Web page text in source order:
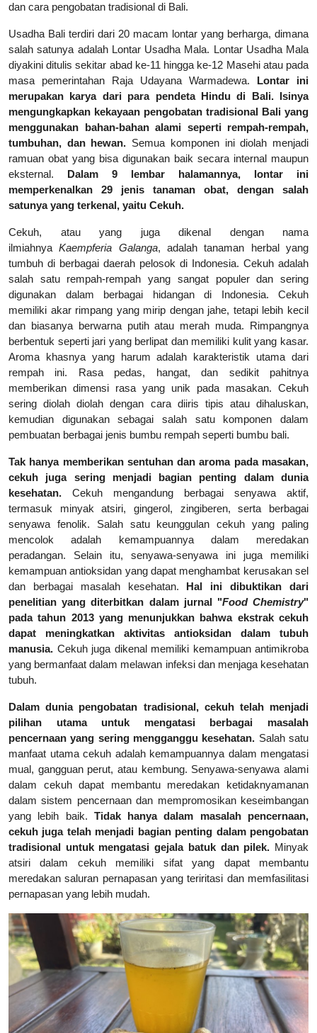
dan cara pengobatan tradisional di Bali.
Usadha Bali terdiri dari 20 macam lontar yang berharga, dimana
salah satunya adalah Lontar Usadha Mala. Lontar Usadha Mala
diyakini ditulis sekitar abad ke-11 hingga ke-12 Masehi atau pada
masa pemerintahan Raja Udayana Warmadewa.
Lontar ini
merupakan karya dari para pendeta Hindu di Bali. Isinya
mengungkapkan kekayaan pengobatan tradisional Bali yang
menggunakan bahan-bahan alami seperti rempah-rempah,
tumbuhan, dan hewan. Semua komponen ini diolah menjadi
ramuan obat yang bisa digunakan baik secara internal maupun
eksternal.
Dalam 9 lembar halamannya, lontar ini
memperkenalkan 29 jenis tanaman obat, dengan salah
satunya yang terkenal, yaitu Cekuh.
Cekuh, atau yang juga dikenal dengan nama
ilmiahnyaKaempferia Galanga, adalah tanaman herbal yang
tumbuh di berbagai daerah pelosok di Indonesia. Cekuh adalah
salah satu rempah-rempah yang sangat populer dan sering
digunakan dalam berbagai hidangan di Indonesia. Cekuh
memiliki akar rimpang yang mirip dengan jahe, tetapi lebih kecil
dan biasanya berwarna putih atau merah muda. Rimpangnya
berbentuk seperti jari yang berlipat dan memiliki kulit yang kasar.
Aroma khasnya yang harum adalah karakteristik utama dari
rempah ini. Rasa pedas, hangat, dan sedikit pahitnya
memberikan dimensi rasa yang unik pada masakan. Cekuh
sering diolah diolah dengan cara diiris tipis atau dihaluskan,
kemudian digunakan sebagai salah satu komponen dalam
pembuatan berbagai jenis bumbu rempah seperti bumbu bali.
Tak hanya memberikan sentuhan dan aroma pada masakan,
cekuh juga sering menjadi bagian penting dalam dunia
kesehatan. Cekuh mengandung berbagai senyawa aktif,
termasuk minyak atsiri, gingerol, zingiberen, serta berbagai
senyawa fenolik. Salah satu keunggulan cekuh yang paling
mencolok adalah kemampuannya dalam meredakan
peradangan. Selain itu, senyawa-senyawa ini juga memiliki
kemampuan antioksidan yang dapat menghambat kerusakan sel
dan berbagai masalah kesehatan.
Hal ini dibuktikan dari
penelitian yang diterbitkan dalam jurnal "Food Chemistry"
pada tahun 2013 yang menunjukkan bahwa ekstrak cekuh
dapat meningkatkan aktivitas antioksidan dalam tubuh
manusia. Cekuh juga dikenal memiliki kemampuan antimikroba
yang bermanfaat dalam melawan infeksi dan menjaga kesehatan
tubuh.
Dalam dunia pengobatan tradisional, cekuh telah menjadi
pilihan utama untuk mengatasi berbagai masalah
pencernaan yang sering mengganggu kesehatan. Salah satu
manfaat utama cekuh adalah kemampuannya dalam mengatasi
mual, gangguan perut, atau kembung. Senyawa-senyawa alami
dalam cekuh dapat membantu meredakan ketidaknyamanan
dalam sistem pencernaan dan mempromosikan keseimbangan
yang lebih baik. Tidak hanya dalam masalah pencernaan,
cekuh juga telah menjadi bagian penting dalam pengobatan
tradisional untuk mengatasi gejala batuk dan pilek. Minyak
atsiri dalam cekuh memiliki sifat yang dapat membantu
meredakan saluran pernapasan yang teriritasi dan memfasilitasi
pernapasan yang lebih mudah.